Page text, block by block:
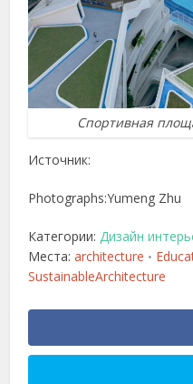
Спортивная
Источник:
Photographs:Yumeng Zhu
Категории:Дизайн
Места:architecture •
SustainableArchitecture